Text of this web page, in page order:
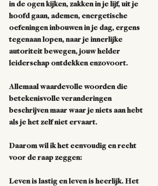
in de ogen kijken, zakken in je lijf, uit je
hoofd gaan, ademen, energetische
oefeningen inbouwen in je dag, ergens
tegenaan lopen, naar je innerlijke
autoriteit bewegen, jouw helder
leiderschap ontdekken enzovoort.
Allemaal waardevolle woorden die
betekenisvolle veranderingen
beschrijven maar waar je niets aan hebt
als je het zelf niet ervaart.
Daarom wil ik het eenvoudig en recht
voor de raap zeggen:
Leven is lastig en leven is heerlijk. Het